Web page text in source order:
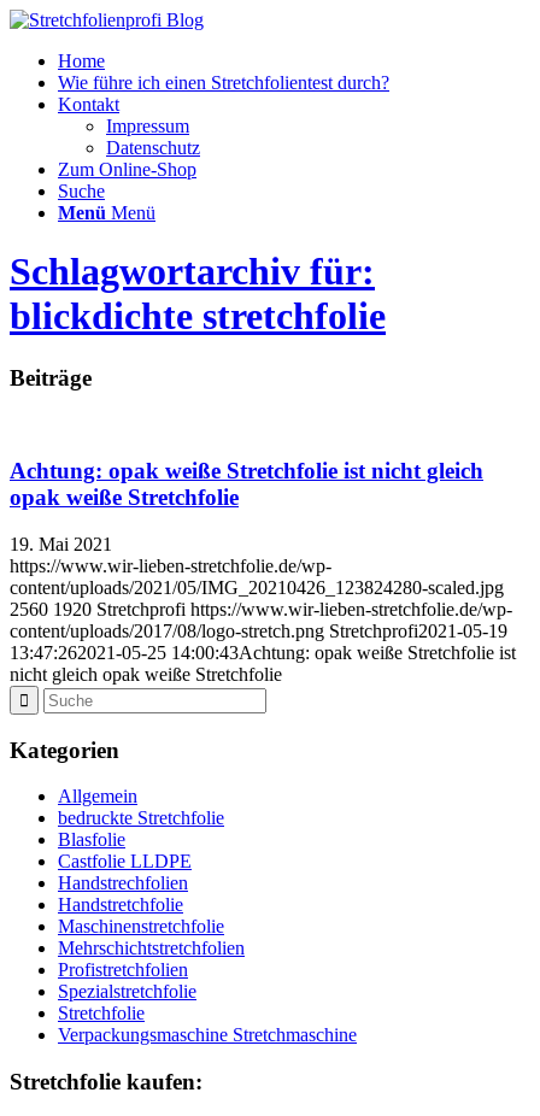
Home
Wie führe ich einen Stretchfolientest durch?
Kontakt
Impressum
Datenschutz
Zum Online-Shop
Suche
Menü Menü
Schlagwortarchiv für:
blickdichte stretchfolie
Beiträge
Achtung: opak weiße Stretchfolie ist nicht gleich
opak weiße Stretchfolie
19. Mai 2021
https://www.wir-lieben-stretchfolie.de/wp-
content/uploads/2021/05/IMG_20210426_123824280-scaled.jpg
2560 1920 Stretchprofi https://www.wir-lieben-stretchfolie.de/wp-
content/uploads/2017/08/logo-stretch.png Stretchprofi2021-05-19
13:47:262021-05-25 14:00:43Achtung: opak weiße Stretchfolie ist
nicht gleich opak weiße Stretchfolie
Kategorien
Allgemein
bedruckte Stretchfolie
Blasfolie
Castfolie LLDPE
Handstrechfolien
Handstretchfolie
Maschinenstretchfolie
Mehrschichtstretchfolien
Profistretchfolien
Spezialstretchfolie
Stretchfolie
Verpackungsmaschine Stretchmaschine
Stretchfolie kaufen: